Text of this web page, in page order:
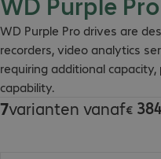
WD Purple Pro drives are
recorders, video analytics
requiring additional
capability.
7varianten vanaf€
€